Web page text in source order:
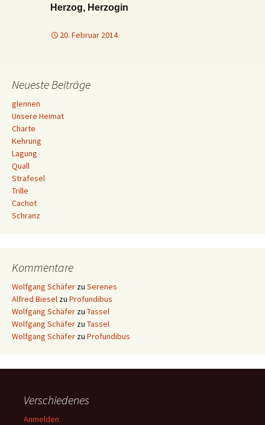
Herzog, Herzogin
20. Februar 2014
Neueste Beiträge
glennen
Unsere Heimat
Charte
Kehrung
Lagung
Quall
Strafesel
Trille
Cachot
Schranz
Kommentare
Wolfgang Schäfer zu Serenes
Alfred Biesel zu Profundibus
Wolfgang Schäfer zu Tassel
Wolfgang Schäfer zu Tassel
Wolfgang Schäfer zu Profundibus
Verschiedenes
Anmelden